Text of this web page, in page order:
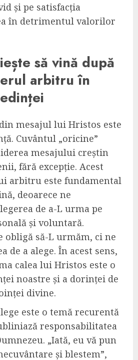
și pe satisfacția
în detrimentul valorilor
să vină după
arbitru în
mesajul lui Hristos este
Cuvântul „oricine”
mesajului creștin
fără excepție. Acest
arbitru este fundamental
deoarece ne
de a-L urma pe
și voluntară.
obligă să-L urmăm, ci ne
de a alege. În acest sens,
calea lui Hristos este o
noastre și a dorinței de
divine.
este o temă recurentă
responsabilitatea
„Iată, eu vă pun
și blestem”,